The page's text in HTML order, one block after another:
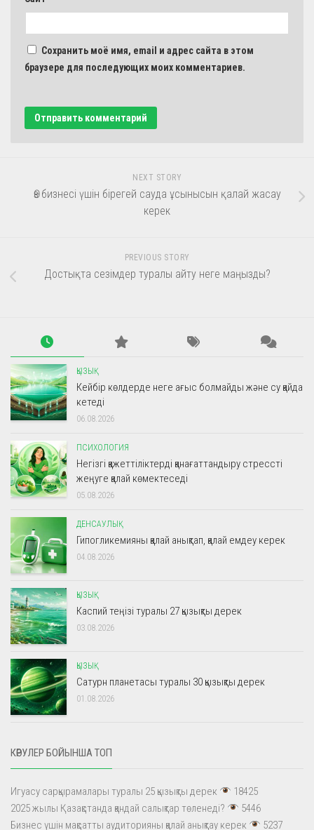
Сохранить моё имя, email и адрес сайта в этом
браузере для последующих моих комментариев.
NEXT STORY
Өз бизнесі үшін бірегей сауда ұсынысын қалай жасау
керек
PREVIOUS STORY
Достықта сезімдер туралы айту неге маңызды?
ҚЫЗЫҚ
Кейбір көлдерде неге ағыс болмайды және су қайда
кетеді
06.08.2026
ПСИХОЛОГИЯ
Негізгі қажеттіліктерді қанағаттандыру стрессті
жеңуге қалай көмектеседі
05.08.2026
ДЕНСАУЛЫҚ
Гипогликемияны қалай анықтап, қалай емдеу керек
04.08.2026
ҚЫЗЫҚ
Каспий теңізі туралы 27 қызықты дерек
03.08.2026
ҚЫЗЫҚ
Сатурн планетасы туралы 30 қызықты дерек
01.08.2026
КӨРУЛЕР БОЙЫНША ТОП
Игуасу сарқырамалары туралы 25 қызықты дерек
18425
2025 жылы Қазақстанда қандай салықтар төленеді?
5446
Бизнес үшін мақсатты аудиторияны қалай анықтау керек
5237